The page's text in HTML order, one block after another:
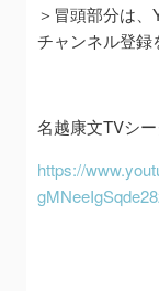
＞冒頭部分は、
チャンネル登録
名越康文TVシ
https://